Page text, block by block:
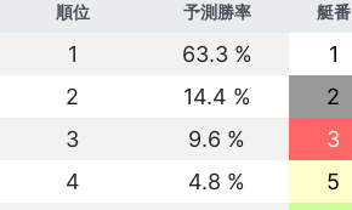
順位
予測勝率 艇番
1 63.3 % 1
2
14.4 % 2
3
9.6 % 3
4
4.8 % 5